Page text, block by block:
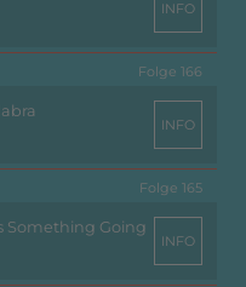
INFO
Folge 166
INFO
Folge 165
Something Going
INFO